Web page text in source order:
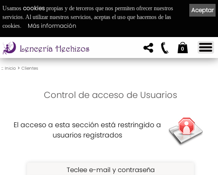
0
:: Inicio > Clientes
Control de acceso de Usuarios
El acceso a esta sección está restringido a
usuarios registrados
Teclee e-mail y contraseña
Aceptar
Usamos cookies propias y de terceros que nos permiten ofrecer nuestros
servicios. Al utilizar nuestros servicios, aceptas el uso que hacemos de las
cookies.
Más información